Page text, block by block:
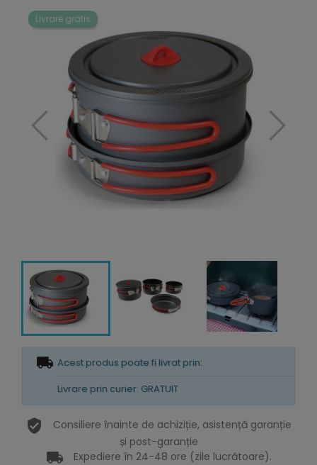
Acest produs poate fi livrat prin:
Livrare prin curier: GRATUIT
Consiliere înainte de achiziție, asistență garanție
și post-garanție
Expediere în 24-48 ore (zile lucrătoare).
Livrare gratis